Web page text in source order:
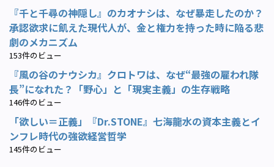
『千と千尋の神隠し』のカオナシは、なぜ暴走したのか？
承認欲求に飢えた現代人が、金と権力を持った時に陥る悲
劇のメカニズム
153件のビュー
『風の谷のナウシカ』クロトワは、なぜ“最強の雇われ隊
長”になれた？「野心」と「現実主義」の生存戦略
146件のビュー
「欲しい＝正義」『Dr.STONE』七海龍水の資本主義とイ
ンフレ時代の強欲経営哲学
145件のビュー